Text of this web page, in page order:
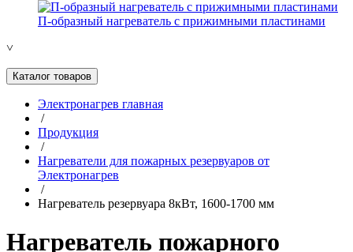
П-образный нагреватель с прижимными пластинами
˅
Каталог товаров
Электронагрев главная
/
Продукция
/
Нагреватели для пожарных резервуаров от
Электронагрев
/
Нагреватель резервуара 8кВт, 1600-1700 мм
Нагреватель пожарного